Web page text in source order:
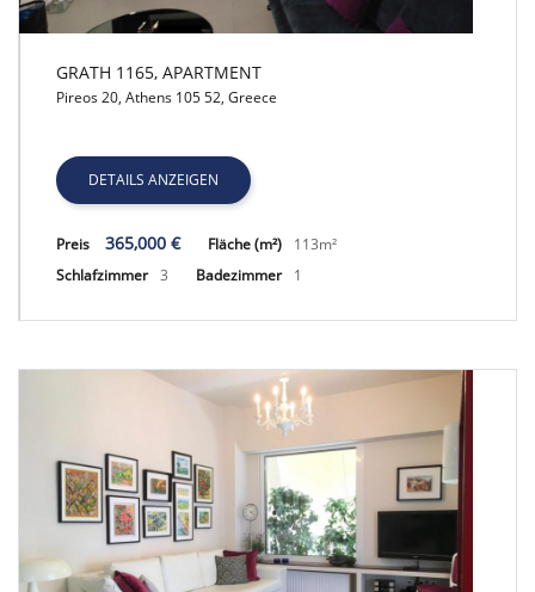
GRATH 1165, APARTMENT
Pireos 20, Athens 105 52, Greece
DETAILS ANZEIGEN
Preis 365,000 € Fläche (m²)
113m²
Schlafzimmer 3 Badezimmer 1